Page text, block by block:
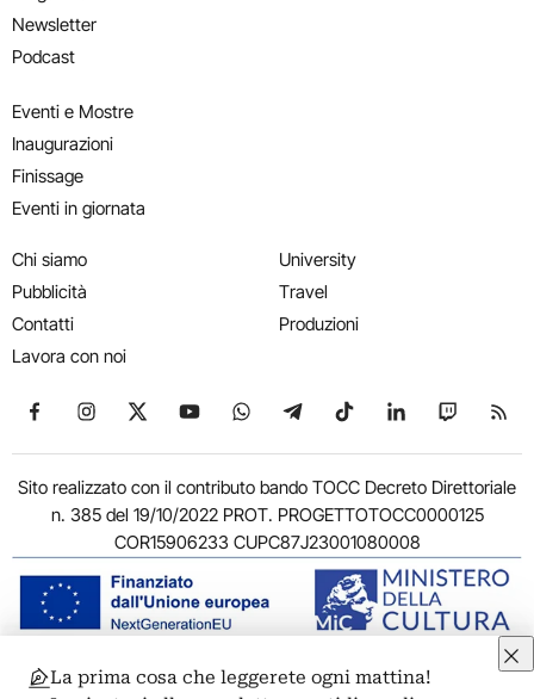
Newsletter
Podcast
Eventi e Mostre
Inaugurazioni
Finissage
Eventi in giornata
Chi siamo
Pubblicità
Contatti
Lavora con noi
University
Travel
Produzioni
Seguici su Facebook
Seguici su Instagram
Seguici su X
Seguici su YouTube
Seguici su WhatsApp
Seguici su Telegram
Seguici su TikTok
Seguici su
Seguici
Sito realizzato con il contributo bando TOCC Decreto Direttoriale
n. 385 del 19/10/2022 PROT. PROGETTOTOCC0000125
COR15906233 CUPC87J23001080008
© 2011-2026 ARTRIBUNE srl – Corso Vittorio Emanuele II, 287 –
La prima cosa che leggerete ogni mattina!